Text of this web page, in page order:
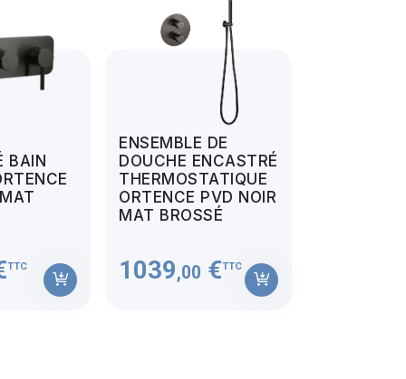
BAIN
TTC
ENSEMBLE DE
DOUCHE ENCASTRÉ
THERMOSTATIQUE
ORTENCE PVD NOIR
MAT BROSSÉ
1039,00 €TTC